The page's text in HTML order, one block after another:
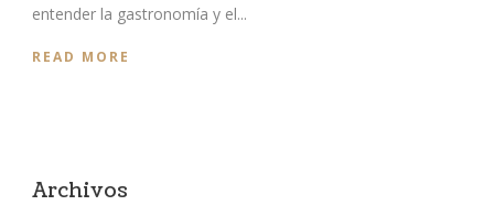
entender la gastronomía y el...
READ MORE
Archivos